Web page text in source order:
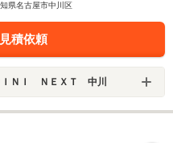
県名古屋市中川区
積依頼
ＩＮＩ ＮＥＸＴ 中川